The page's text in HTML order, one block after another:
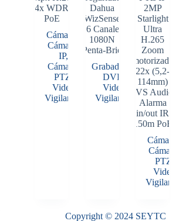
4x WDR
PoE
Cámaras
Cámaras
IP,
Cámaras
PTZ
Video
Vigilancia
Dahua
WizSense
16 Canales
1080N
Penta-Brid
Grabadores
,
DVR
Video
Vigilancia
2MP
Starlight
Ultra
H.265
Zoom
motorizado
22x (5,2-
114mm)
IVS Audio
Alarma
in/out IR
150m PoE
Cámaras
Cámaras
PTZ
Video
Vigilancia
Copyright © 2024 SEYTC